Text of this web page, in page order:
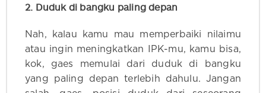
2. Duduk di bangku paling depan
Nah, kalau kamu mau memperbaiki nilaimu
atau ingin meningkatkan IPK-mu, kamu bisa,
kok, gaes memulai dari duduk di bangku
yang paling depan terlebih dahulu. Jangan